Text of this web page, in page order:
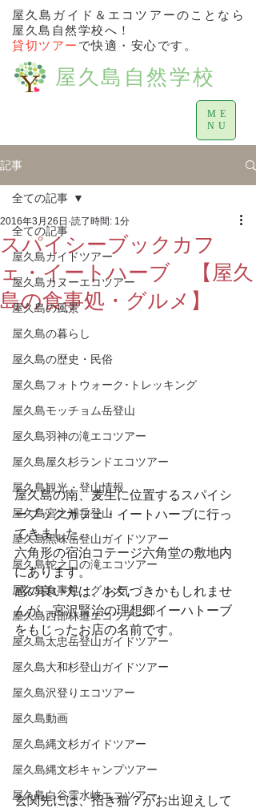
屋久島自然学校
屋久島ガイド＆エコツアーのことなら
屋久島自然学校へ！
貸切ツアー で快適・安心です。
ME
NU
記事
全ての記事
屋久島ガイドツアー
屋久島カヌーエコツアー
屋久島の風景
屋久島の暮らし
屋久島の歴史・民俗
屋久島フォトウォーク･トレッキング
屋久島モッチョム岳登山
屋久島羽神の滝エコツアー
屋久島屋久杉ランドエコツアー
屋久島観光・登山情報
屋久島宮之浦岳登山
屋久島黒味岳登山ガイドツアー
屋久島蛇之口の滝エコツアー
屋久島食事処・グルメ
屋久島西部林道エコツアー
屋久島太忠岳登山ガイドツアー
屋久島大和杉登山ガイドツアー
屋久島沢登りエコツアー
屋久島動画
屋久島縄文杉ガイドツアー
屋久島縄文杉キャンプツアー
屋久島白谷雲水峡エコツアー
全ての記事
スパイシーブックカフ
ェ・イートハーブ 【屋久
島の食事処・グルメ】
2016年3月26日 読了時間: 1分
屋久島の南、麦生に位置するスパイシ
ーブックカフェ・イートハーブに行っ
てきました。
六角形の宿泊コテージ六角堂の敷地内
にあります。
感の良い方は、お気づきかもしれませ
んが、宮沢賢治の理想郷イーハトーブ
をもじったお店の名前です。
玄関先には、招き猫？がお出迎えして